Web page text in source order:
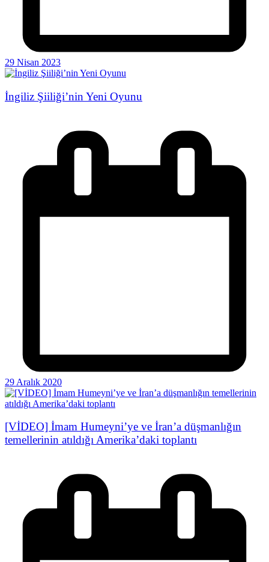
29 Nisan 2023
İngiliz Şiiliği’nin Yeni Oyunu
29 Aralık 2020
[VİDEO] İmam Humeyni’ye ve İran’a düşmanlığın
temellerinin atıldığı Amerika’daki toplantı